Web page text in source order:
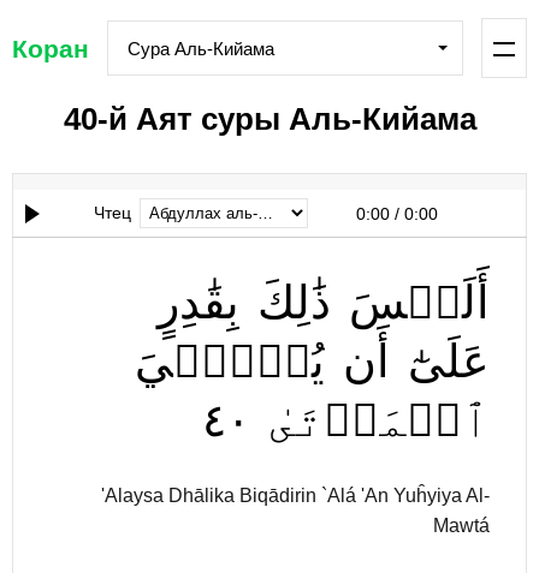
Коран Сура Аль-Кийама
40-й Аят суры Аль-Кийама
Чтец 0:00 / 0:00
أَلَيۡسَ ذَٰلِكَ بِقَٰدِرٍ
عَلَىٰٓ
أَن يُحۡـِۧيَ
ٱلۡمَوۡتَىٰ ٤٠
'Alaysa Dhālika Biqādirin `Alá 'An Yuĥyiya Al-
Mawtá